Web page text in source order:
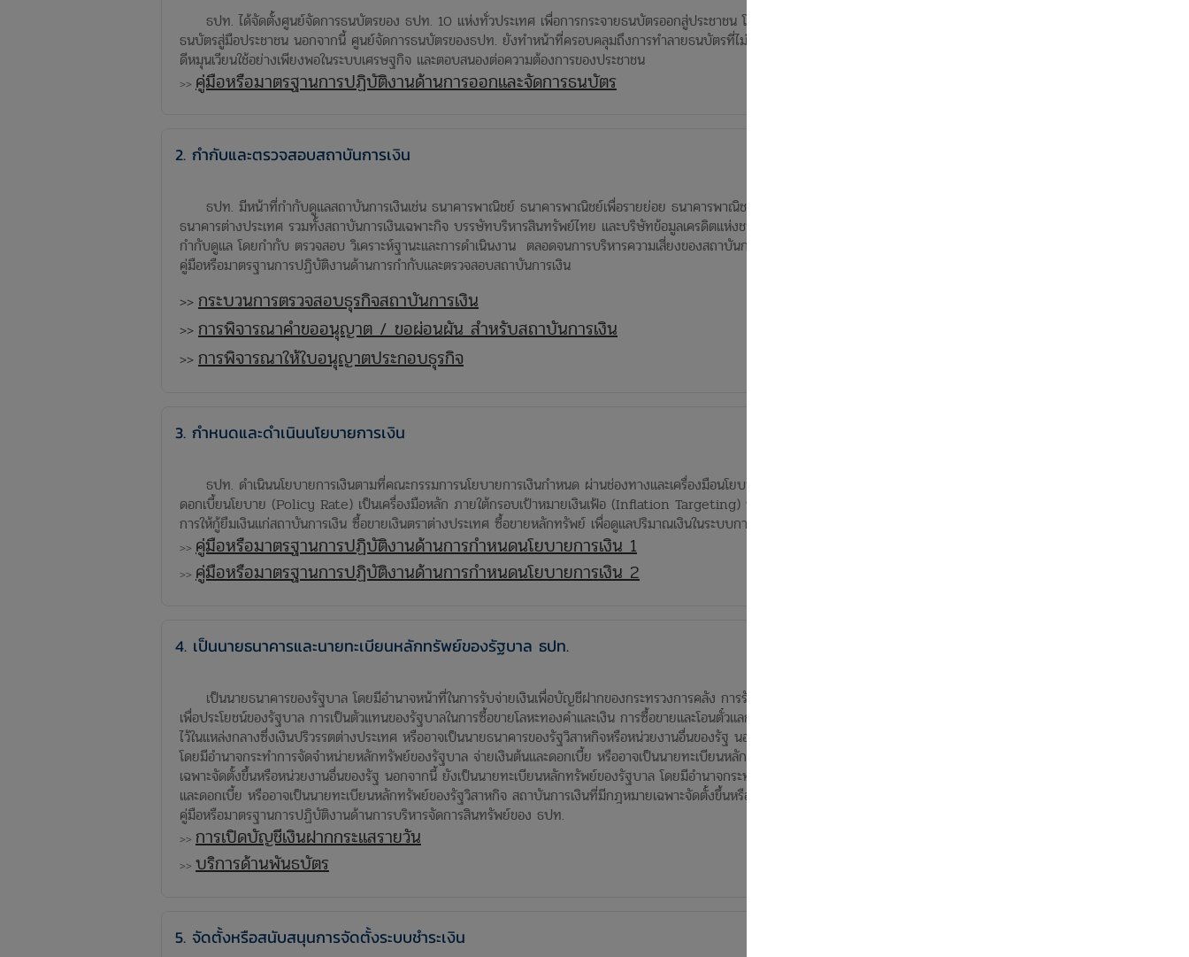
ธปท. ได้จัดตั้งศูนย์จัดการธนบัตรของ ธปท. 10 แห่งทั่วประเทศ เพื่อการกระจายธนบัตรออกสู่ประชาชน โดยมีธนาคารพาณิชย์ เป็นตัวแทนในการกระจาย
ธนบัตรสู่มือประชาชน นอกจากนี้ ศูนย์จัดการธนบัตรของธปท. ยังทำหน้าที่ครอบคลุมถึงการทำลายธนบัตรที่ไม่เหมาะสมกับการใช้งานอีกด้วยเพื่อให้มีธนบัตรสภาพ
ดีหมุนเวียนใช้อย่างเพียงพอในระบบเศรษฐกิจ และตอบสนองต่อความต้องการของประชาชน
>> คู่มือหรือมาตรฐานการปฏิบัติงานด้านการออกและจัดการธนบัตร
2. กำกับและตรวจสอบสถาบันการเงิน
ธปท. มีหน้าที่กำกับดูแลสถาบันการเงินเช่น ธนาคารพาณิชย์ ธนาคารพาณิชย์เพื่อรายย่อย ธนาคารพาณิชย์ที่เป็นบริษัทลูกของธนาคารต่างประเทศ สาขาของ
ธนาคารต่างประเทศ รวมทั้งสถาบันการเงินเฉพาะกิจ บรรษัทบริหารสินทรัพย์ไทย และบริษัทข้อมูลเครดิตแห่งชาติ ที่ได้รับมอบหมายจากกระทรวงการคลังให้ช่วย
กำกับดูแล โดยกำกับ ตรวจสอบ วิเคราะห์ฐานะและการดำเนินงาน ตลอดจนการบริหารความเสี่ยงของสถาบันการเงินเพื่อให้มีเสถียรภาพ
คู่มือหรือมาตรฐานการปฏิบัติงานด้านการกำกับและตรวจสอบสถาบันการเงิน
>> กระบวนการตรวจสอบธุรกิจสถาบันการเงิน
>> การพิจารณาคำขออนุญาต / ขอผ่อนผัน สำหรับสถาบันการเงิน
>> การพิจารณาให้ใบอนุญาตประกอบธุรกิจ
3. กำหนดและดำเนินนโยบายการเงิน
ธปท. ดำเนินนโยบายการเงินตามที่คณะกรรมการนโยบายการเงินกำหนด ผ่านช่องทางและเครื่องมือนโยบายต่าง ๆ โดยในการดูแลเสถียรภาพราคาใช้อัตรา
ดอกเบี้ยนโยบาย (Policy Rate) เป็นเครื่องมือหลัก ภายใต้กรอบเป้าหมายเงินเฟ้อ (Inflation Targeting) นอกจากนี้ ธปท. สามารถกำหนดอัตราดอกเบี้ยใน
การให้กู้ยืมเงินแก่สถาบันการเงิน ซื้อขายเงินตราต่างประเทศ ซื้อขายหลักทรัพย์ เพื่อดูแลปริมาณเงินในระบบการเงิน
>> คู่มือหรือมาตรฐานการปฏิบัติงานด้านการกำหนดนโยบายการเงิน 1
>> คู่มือหรือมาตรฐานการปฏิบัติงานด้านการกำหนดนโยบายการเงิน 2
4. เป็นนายธนาคารและนายทะเบียนหลักทรัพย์ของรัฐบาล ธปท.
เป็นนายธนาคารของรัฐบาล โดยมีอำนาจหน้าที่ในการรับจ่ายเงินเพื่อบัญชีฝากของกระทรวงการคลัง การรับเก็บรักษาเงิน หลักทรัพย์ หรือของมีค่าอย่างอื่น
เพื่อประโยชน์ของรัฐบาล การเป็นตัวแทนของรัฐบาลในการซื้อขายโลหะทองคำและเงิน การซื้อขายและโอนตั๋วแลกเงิน หลักทรัพย์และใบหุ้น การควบคุมและการรวม
ไว้ในแหล่งกลางซึ่งเงินปริวรรตต่างประเทศ หรืออาจเป็นนายธนาคารของรัฐวิสาหกิจหรือหน่วยงานอื่นของรัฐ นอกจากนี้ อาจเป็นนายทะเบียนหลักทรัพย์ของรัฐบาล
โดยมีอำนาจกระทำการจัดจำหน่ายหลักทรัพย์ของรัฐบาล จ่ายเงินต้นและดอกเบี้ย หรืออาจเป็นนายทะเบียนหลักทรัพย์ของรัฐวิสาหกิจ สถาบันการเงินที่มีกฎหมาย
เฉพาะจัดตั้งขึ้นหรือหน่วยงานอื่นของรัฐ นอกจากนี้ ยังเป็นนายทะเบียนหลักทรัพย์ของรัฐบาล โดยมีอำนาจกระทำการจัดจำหน่ายหลักทรัพย์ของรัฐบาล จ่ายเงินต้น
และดอกเบี้ย หรืออาจเป็นนายทะเบียนหลักทรัพย์ของรัฐวิสาหกิจ สถาบันการเงินที่มีกฎหมายเฉพาะจัดตั้งขึ้นหรือหน่วยงานอื่นของรัฐด้วย
คู่มือหรือมาตรฐานการปฏิบัติงานด้านการบริหารจัดการสินทรัพย์ของ ธปท.
>> การเปิดบัญชีเงินฝากกระแสรายวัน
>> บริการด้านพันธบัตร
5. จัดตั้งหรือสนับสนุนการจัดตั้งระบบชำระเงิน